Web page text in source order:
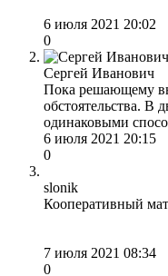
6 июля 2021 20:02
0
Сергей Иванович
Пока решающему
обстоятельства. В
одинаковыми
6 июля 2021 20:15
0
slonik
Кооперативный
7 июля 2021 08:34
0